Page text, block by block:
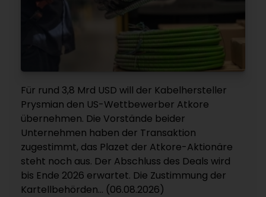
Für rund 3,8 Mrd USD will der Kabelhersteller
Prysmian den US-Wettbewerber Atkore
übernehmen. Die Vorstände beider
Unternehmen haben der Transaktion
zugestimmt, das Plazet der Atkore-Aktionäre
steht noch aus. Der Abschluss des Deals wird
bis Ende 2026 erwartet. Die Zustimmung der
Kartellbehörden... (06.08.2026)